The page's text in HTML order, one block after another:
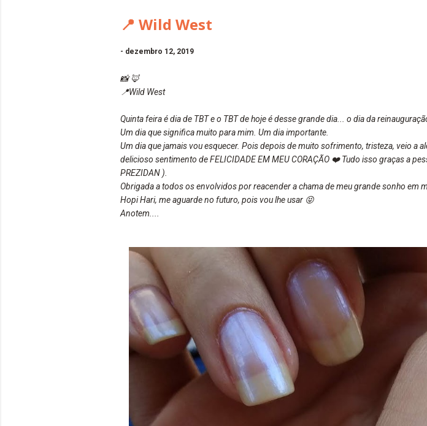
📍 Wild West
- dezembro 12, 2019
📸 🦊
📍Wild West
Quinta feira é dia de TBT e o TBT de hoje é desse grande dia... o dia da
Um dia que significa muito para mim. Um dia importante.
Um dia que jamais vou esquecer. Pois depois de muito sofrimento, tristeza, veio a
delicioso sentimento de FELICIDADE EM MEU CORAÇÃO ❤️ Tudo isso graças a
PREZIDAN ).
Obrigada a todos os envolvidos por reacender a chama de meu grande sonho em
Hopi Hari, me aguarde no futuro, pois vou lhe usar 😝
Anotem....